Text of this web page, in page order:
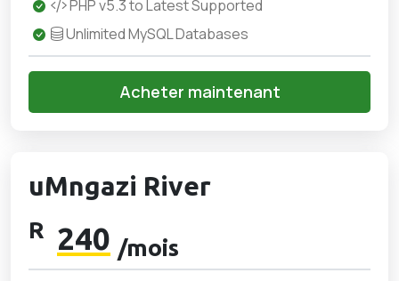
PHP v5.3 to Latest Supported
Unlimited MySQL Databases
Acheter maintenant
uMngazi River
R 240 /mois